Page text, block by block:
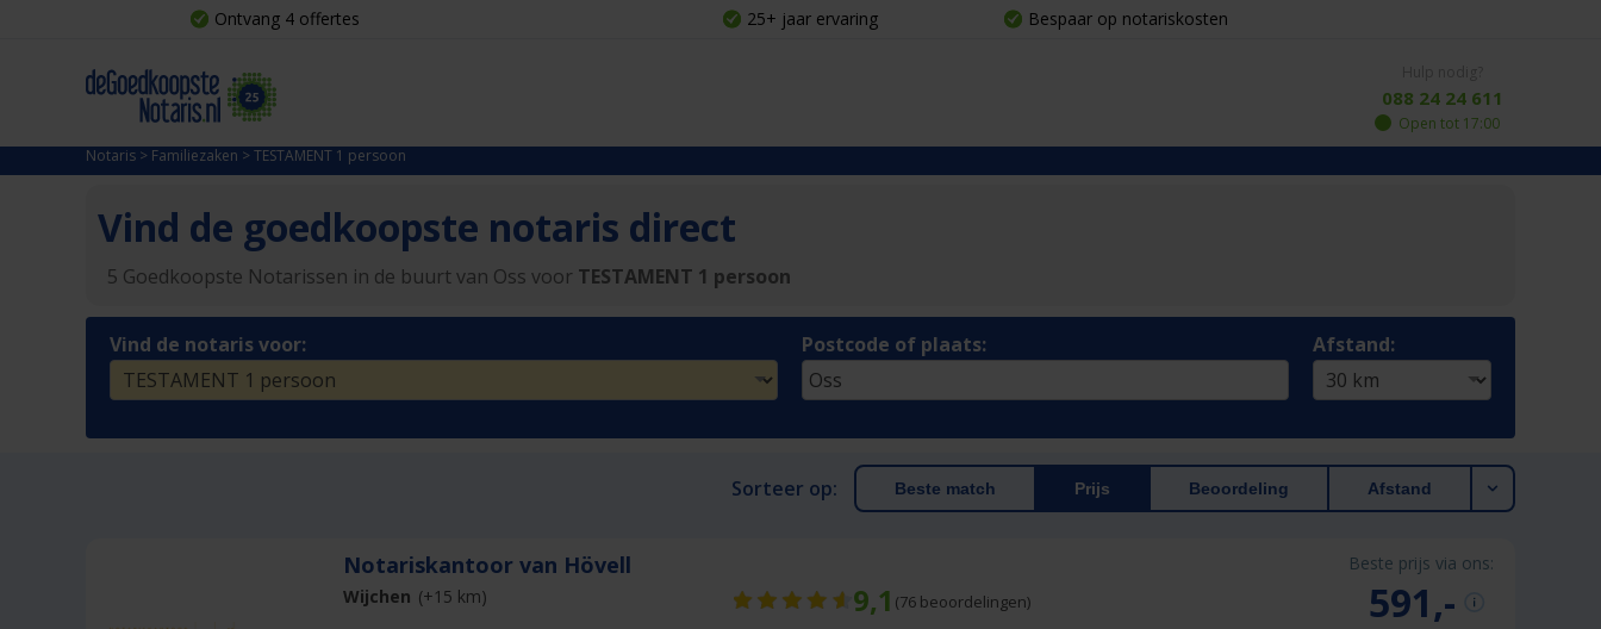
Ontvang 4 offertes 25+ jaar ervaring Bespaar op notariskosten
088 24 24 611
Open tot 17:00
Notaris > Familiezaken >TESTAMENT 1 persoon
Vind de goedkoopste notaris direct
5 Goedkoopste Notarissen in de buurt van Oss voor TESTAMENT 1 persoon
Vind de notaris voor: Postcode of plaats: Afstand:
Sorteer op: Beste match Prijs Beoordeling Afstand
Beste prijs via ons:
591,-
Notariskantoor van Hövell
9,1 (76beoordelingen)
Wijchen (+15 km)